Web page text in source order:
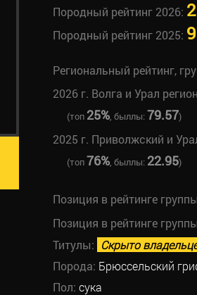
Породный рейтинг 2026: 2
Породный рейтинг 2025: 9
Региональный рейтинг,
2026 г. Волга и Урал
(топ 25%, быллы:79.57)
2025 г. Приволжский и
(топ76%, быллы: 22.95)
Позиция в рейтинге
Позиция в рейтинге
Титулы: Скрыто
Порода: Брюссельский
Пол: сука